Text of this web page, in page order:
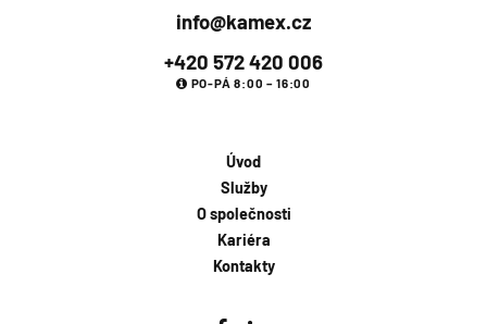
info@kamex.cz
+420 572 420 006
PO-PÁ 8:00 – 16:00
Úvod
Služby
O společnosti
Kariéra
Kontakty